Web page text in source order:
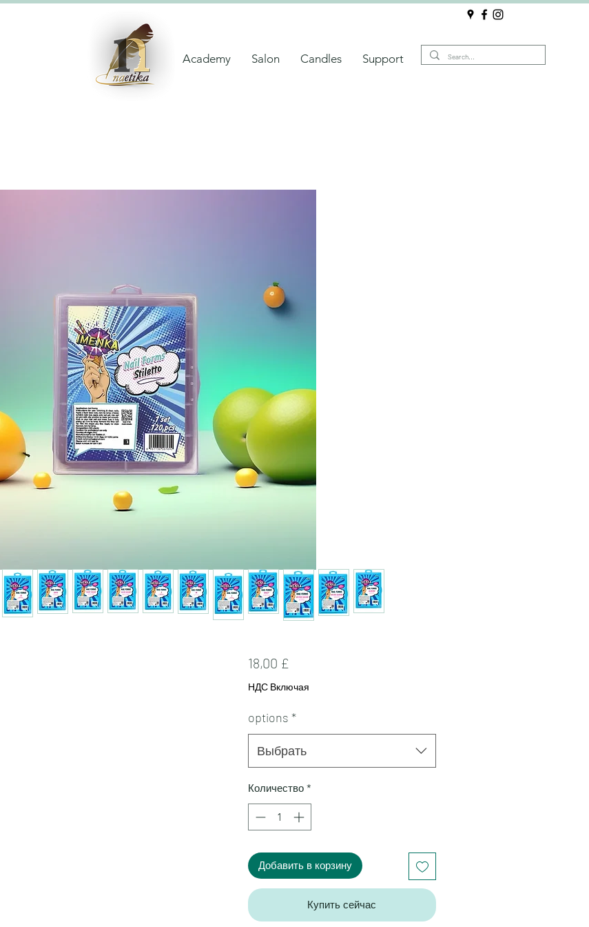
Academy Salon Candles Support
18,00 £Цена
НДС Включая
options *
Выбрать
Количество *
Добавить в корзину
Купить сейчас